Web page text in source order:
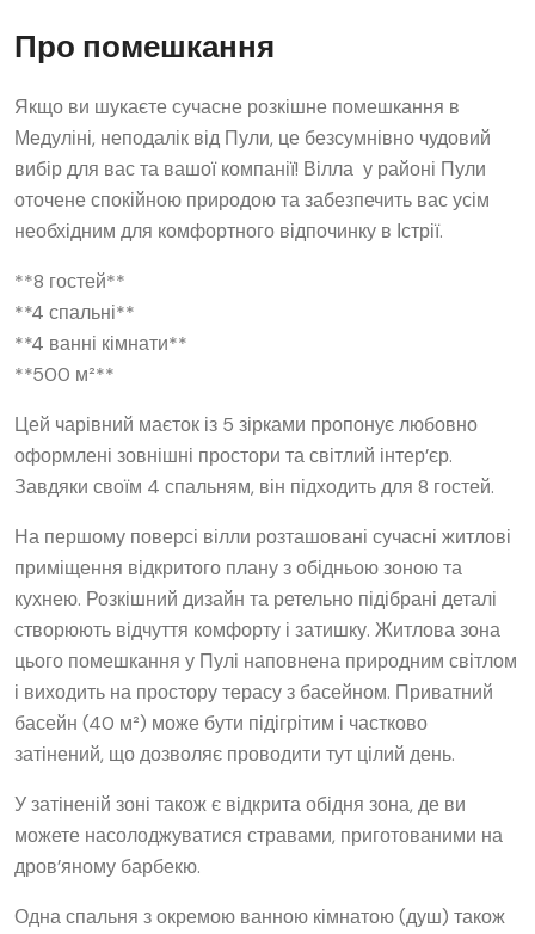
Про помешкання
Якщо ви шукаєте сучасне розкішне помешкання в
Медуліні, неподалік від Пули, це безсумнівно чудовий
вибір для вас та вашої компанії! Вілла у районі Пули
оточене спокійною природою та забезпечить вас усім
необхідним для комфортного відпочинку в Істрії.
**8 гостей**
**4 спальні**
**4 ванні кімнати**
**500 м²**
Цей чарівний маєток із 5 зірками пропонує любовно
оформлені зовнішні простори та світлий інтер’єр.
Завдяки своїм 4 спальням, він підходить для 8 гостей.
На першому поверсі вілли розташовані сучасні житлові
приміщення відкритого плану з обідньою зоною та
кухнею. Розкішний дизайн та ретельно підібрані деталі
створюють відчуття комфорту і затишку. Житлова зона
цього помешкання у Пулі наповнена природним світлом
і виходить на простору терасу з басейном. Приватний
басейн (40 м²) може бути підігрітим і частково
затінений, що дозволяє проводити тут цілий день.
У затіненій зоні також є відкрита обідня зона, де ви
можете насолоджуватися стравами, приготованими на
дров’яному барбекю.
Одна спальня з окремою ванною кімнатою (душ) також